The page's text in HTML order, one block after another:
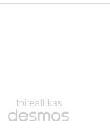
toiteallikas